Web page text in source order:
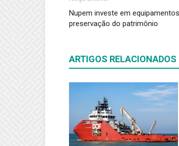
Nupem investe em
preservação do patrimônio
ARTIGOS RELACIONADOS